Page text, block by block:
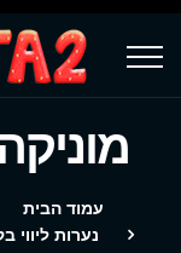
עמוד הבית
נערות ליווי